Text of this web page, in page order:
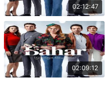
02:12:47
02:09:12